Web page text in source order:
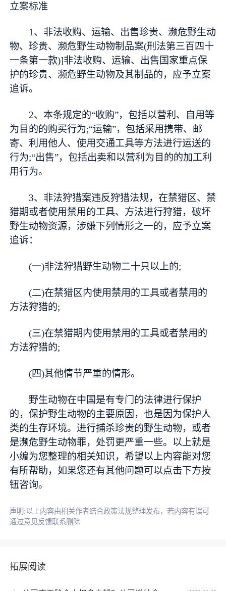
立案标准
1、非法收购、运输、出售珍贵、濒危野生动
物、珍贵、濒危野生动物制品案(刑法第三百四十
一条第一款)]非法收购、运输、出售国家重点保
护的珍贵、濒危野生动物及其制品的，应予立案
追诉。
2、本条规定的“收购”，包括以营利、自用等
为目的的购买行为;“运输”，包括采用携带、邮
寄、利用他人、使用交通工具等方法进行运送的
行为;“出售”，包括出卖和以营利为目的的加工利
用行为。
3、非法狩猎案违反狩猎法规，在禁猎区、禁
猎期或者使用禁用的工具、方法进行狩猎，破坏
野生动物资源，涉嫌下列情形之一的，应予立案
追诉：
(一)非法狩猎野生动物二十只以上的;
(二)在禁猎区内使用禁用的工具或者禁用的
方法狩猎的;
(三)在禁猎期内使用禁用的工具或者禁用的
方法狩猎的;
(四)其他情节严重的情形。
野生动物在中国是有专门的法律进行保护
的，保护野生动物的主要原因，也是因为保护人
类的生存环境。进行捕杀珍贵的野生动物，或者
是濒危野生动物罪，处罚更严重一些。以上就是
小编为您整理的相关知识，希望以上内容能对您
有所帮助，如果您还有其他问题可以点击下方按
钮咨询。
声明:以上内容由相关作者结合政策法规整理发布，若内容有误可
通过意见反馈联系删除
拓展阅读